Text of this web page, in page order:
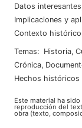
Datos interesantes
Implicaciones y
Contexto
Temas: historia,
crónica,
hechos históricos
Este material ha
reproducción del
obra (texto,